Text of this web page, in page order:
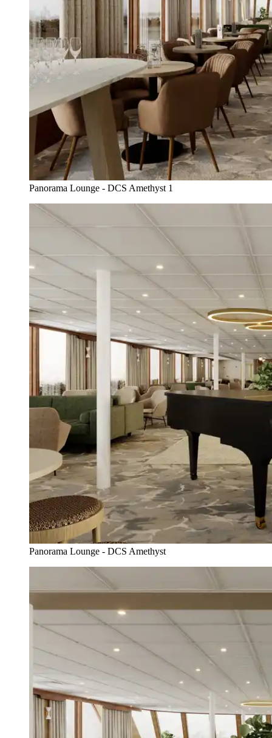
Panorama Lounge - DCS Amethyst 1
Panorama Lounge - DCS Amethyst